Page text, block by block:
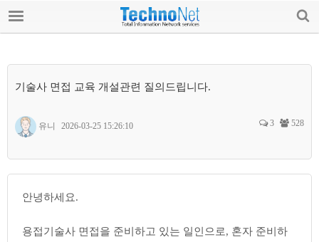
공지사항
전문가 칼럼
기술사 면접 교육 개설관련 질의드립니다.
유니 2026-03-25 15:26:10 3 528
안녕하세요.
용접기술사 면접을 준비하고 있는 일인으로, 혼자 준비하